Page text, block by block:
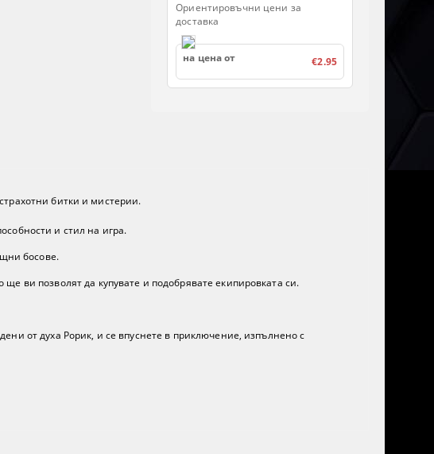
Ориентировъчни цени за
доставка
на цена от €2.95
битки и мистерии.
и стил на игра.
босове.
ви позволят да купувате и подобрявате екипировката си.
от духа Рорик, и се впуснете в приключение, изпълнено с